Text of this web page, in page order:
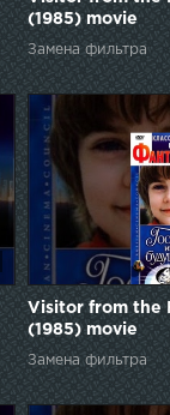
(1985) movie
Замена фильтра
Visitor from the
(1985) movie
Замена фильтра